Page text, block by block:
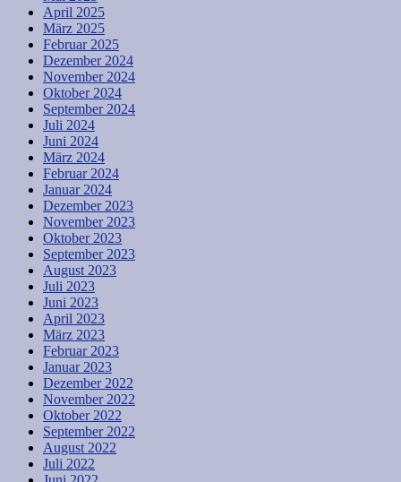
April 2025
März 2025
Februar 2025
Dezember 2024
November 2024
Oktober 2024
September 2024
Juli 2024
Juni 2024
März 2024
Februar 2024
Januar 2024
Dezember 2023
November 2023
Oktober 2023
September 2023
August 2023
Juli 2023
Juni 2023
April 2023
März 2023
Februar 2023
Januar 2023
Dezember 2022
November 2022
Oktober 2022
September 2022
August 2022
Juli 2022